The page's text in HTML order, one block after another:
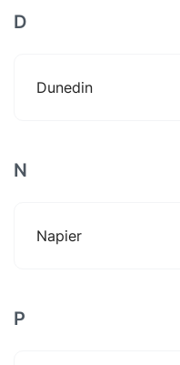
D
Dunedin
N
Napier
P